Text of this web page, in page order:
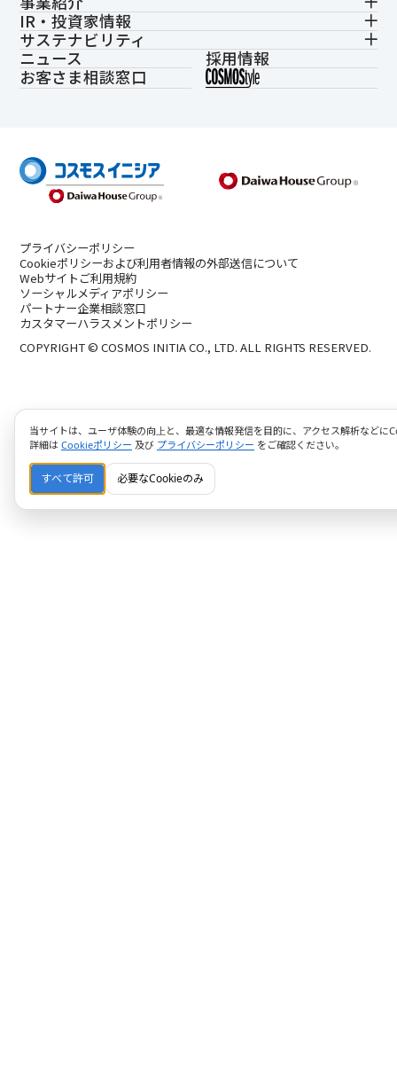
IR・投資家情報
サステナビリティ
ニュース
採用情報
お客さま相談窓口
プライバシーポリシー
Cookieポリシーおよび利用者情報の外部送信について
Webサイトご利用規約
ソーシャルメディアポリシー
パートナー企業相談窓口
カスタマーハラスメントポリシー
COPYRIGHT © COSMOS INITIA CO., LTD. ALL RIGHTS RESERVED.
当サイトは、ユーザ体験の向上と、最適な情報発信を目的に、アクセス解析などに
詳細は Cookieポリシー 及び プライバシーポリシー をご確認ください。
すべて許可 必要なCookieのみ